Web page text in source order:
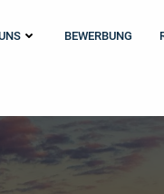
BEWERBUNG